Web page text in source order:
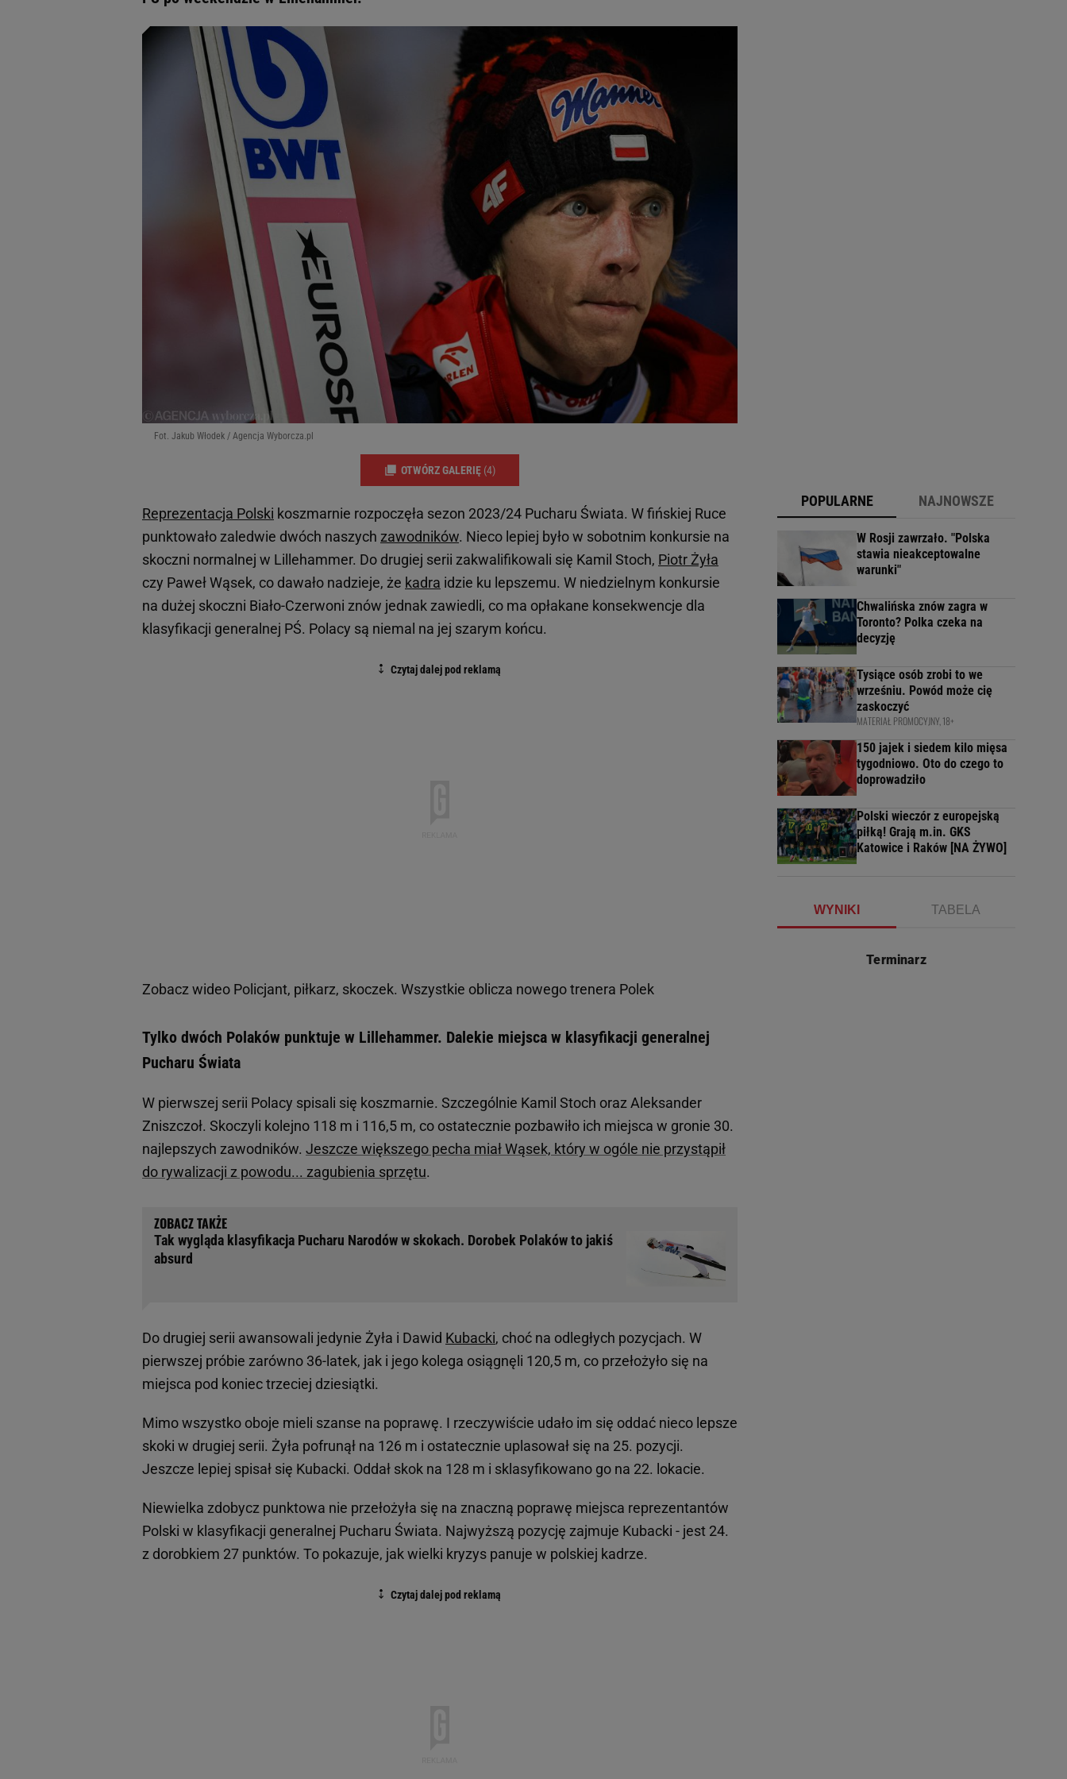
Fot. Jakub Włodek / Agencja Wyborcza.pl
OTWÓRZ GALERIĘ (4)
Reprezentacja Polski koszmarnie rozpoczęła sezon 2023/24 Pucharu Świata. W fińskiej Ruce
punktowało zaledwie dwóch naszych zawodników. Nieco lepiej było w sobotnim konkursie na
skoczni normalnej w Lillehammer. Do drugiej serii zakwalifikowali się Kamil Stoch, Piotr Żyła
czy Paweł Wąsek, co dawało nadzieje, że kadra idzie ku lepszemu. W niedzielnym konkursie
na dużej skoczni Biało-Czerwoni znów jednak zawiedli, co ma opłakane konsekwencje dla
klasyfikacji generalnej PŚ. Polacy są niemal na jej szarym końcu.
Zobacz wideo Policjant, piłkarz, skoczek. Wszystkie oblicza nowego trenera Polek
Tylko dwóch Polaków punktuje w Lillehammer. Dalekie miejsca w klasyfikacji generalnej
Pucharu Świata
W pierwszej serii Polacy spisali się koszmarnie. Szczególnie Kamil Stoch oraz Aleksander
Zniszczoł. Skoczyli kolejno 118 m i 116,5 m, co ostatecznie pozbawiło ich miejsca w gronie 30.
najlepszych zawodników. Jeszcze większego pecha miał Wąsek, który w ogóle nie przystąpił
do rywalizacji z powodu... zagubienia sprzętu.
Tak wygląda klasyfikacja Pucharu Narodów w skokach. Dorobek Polaków to jakiś
absurd
Do drugiej serii awansowali jedynie Żyła i Dawid Kubacki, choć na odległych pozycjach. W
pierwszej próbie zarówno 36-latek, jak i jego kolega osiągnęli 120,5 m, co przełożyło się na
miejsca pod koniec trzeciej dziesiątki.
Mimo wszystko oboje mieli szanse na poprawę. I rzeczywiście udało im się oddać nieco lepsze
skoki w drugiej serii. Żyła pofrunął na 126 m i ostatecznie uplasował się na 25. pozycji.
Jeszcze lepiej spisał się Kubacki. Oddał skok na 128 m i sklasyfikowano go na 22. lokacie.
Niewielka zdobycz punktowa nie przełożyła się na znaczną poprawę miejsca reprezentantów
Polski w klasyfikacji generalnej Pucharu Świata. Najwyższą pozycję zajmuje Kubacki - jest 24.
z dorobkiem 27 punktów. To pokazuje, jak wielki kryzys panuje w polskiej kadrze.
POPULARNE NAJNOWSZE
W Rosji zawrzało. "Polska
stawia nieakceptowalne
warunki"
Chwalińska znów zagra w
Toronto? Polka czeka na
decyzję
Tysiące osób zrobi to we
wrześniu. Powód może cię
zaskoczyć
MATERIAŁ PROMOCYJNY, 18+
150 jajek i siedem kilo mięsa
tygodniowo. Oto do czego to
doprowadziło
Polski wieczór z europejską
piłką! Grają m.in. GKS
Katowice i Raków [NA ŻYWO]
WYNIKI TABELA
Terminarz